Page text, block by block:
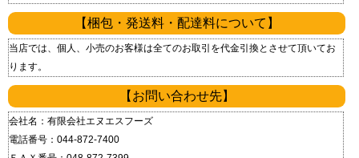
【梱包・発送料・配達料について】
当店では、個人、小売のお客様は全てのお取引を代金引換とさせて頂いてお
ります。
【お問い合わせ先】
会社名：有限会社エヌエスフーズ
電話番号：044-872-7400